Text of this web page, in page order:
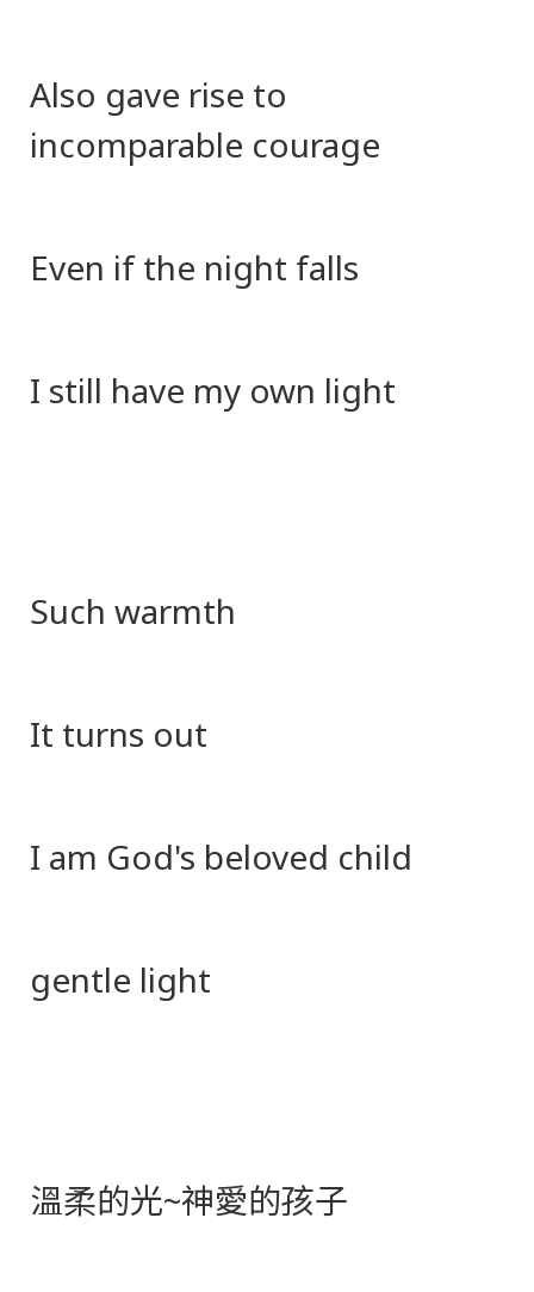
Also gave rise to
incomparable courage
Even if the night falls
I still have my own light
Such warmth
It turns out
I am God's beloved child
gentle light
溫柔的光~神愛的孩子